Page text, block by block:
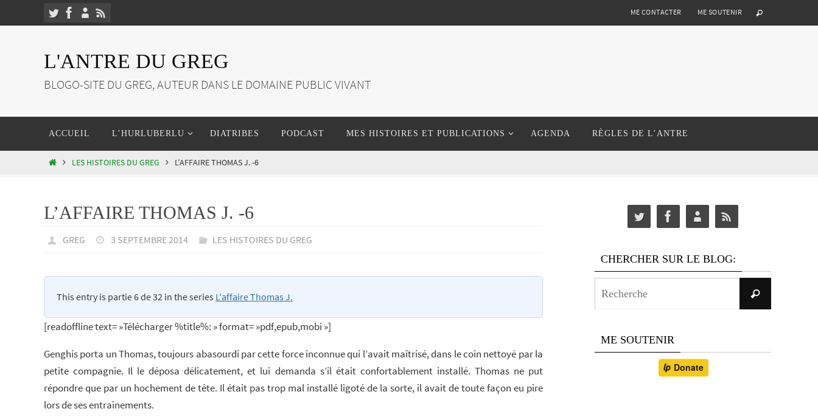
vers
ME CONTACTER ME SOUTENIR
L'ANTRE DU GREG
BLOGO-SITE DU GREG, AUTEUR DANS LE DOMAINE PUBLIC VIVANT
le
ACCUEIL L’HURLUBERLU DIATRIBES PODCAST MES HISTOIRES ET PUBLICATIONS AGENDA RÈGLES DE L’ANTRE
HOMELES HISTOIRES DU GREG L’AFFAIRE THOMAS J. -6
L’AFFAIRE THOMAS J. -6
GREG 3 SEPTEMBRE 2014 LES HISTOIRES DU GREG
This entry is partie 6 de 32 in the series L'affaire Thomas J.
[readoffline text= »Télécharger %title%: » format= »pdf,epub,mobi »]
Genghis porta un Thomas, toujours abasourdi par cette force inconnue qui l’avait maîtrisé, dans le coin nettoyé par la
petite compagnie. Il le déposa délicatement, et lui demanda s’il était confortablement installé. Thomas ne put
répondre que par un hochement de tête. Il était pas trop mal installé ligoté de la sorte, il avait de toute façon eu pire
lors de ses entraînements.
CHERCHER SUR LE BLOG:
Recherche
ME SOUTENIR